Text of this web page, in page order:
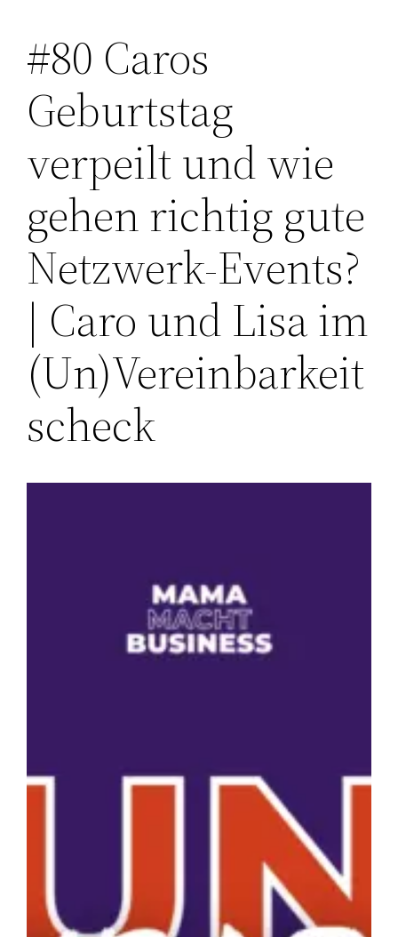
Zum
Inhalt
springen
#80 Caros
Geburtstag
verpeilt und wie
gehen richtig gute
Netzwerk-Events?
| Caro und Lisa im
(Un)Vereinbarkeit
scheck